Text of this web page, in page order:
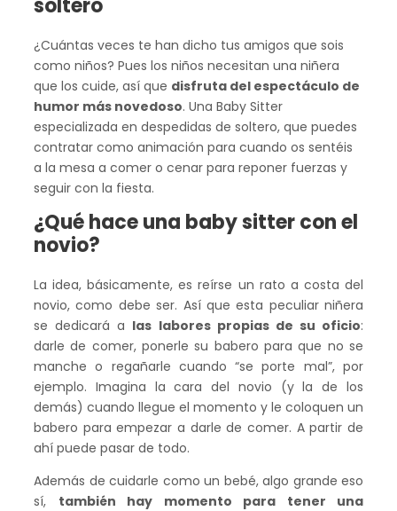
soltero
¿Cuántas veces te han dicho tus amigos que sois
como niños? Pues los niños necesitan una niñera
que los cuide, así que disfruta del espectáculo de
humor más novedoso. Una Baby Sitter
especializada en despedidas de soltero, que puedes
contratar como animación para cuando os sentéis
a la mesa a comer o cenar para reponer fuerzas y
seguir con la fiesta.
¿Qué hace una baby sitter con el
novio?
La idea, básicamente, es reírse un rato a costa del
novio, como debe ser. Así que esta peculiar niñera
se dedicará a las labores propias de su oficio:
darle de comer, ponerle su babero para que no se
manche o regañarle cuando “se porte mal”, por
ejemplo. Imagina la cara del novio (y la de los
demás) cuando llegue el momento y le coloquen un
babero para empezar a darle de comer. A partir de
ahí puede pasar de todo.
Además de cuidarle como un bebé, algo grande eso
sí, también hay momento para tener una